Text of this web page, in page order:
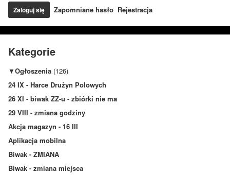
Zapomniane hasło Rejestracja
Kategorie
▼Ogłoszenia (126)
24 IX - Harce Drużyn Polowych
26 XI - biwak ZZ-u - zbiórki nie ma
29 VIII - zmiana godziny
Akcja magazyn - 16 III
Aplikacja mobilna
Biwak - ZMIANA
Biwak - zmiana miejsca